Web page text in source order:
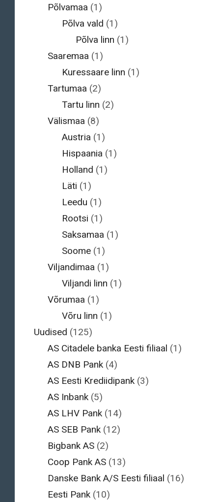
Põlvamaa (1)
Põlva vald (1)
Põlva linn (1)
Saaremaa (1)
Kuressaare linn (1)
Tartumaa (2)
Tartu linn (2)
Välismaa (8)
Austria (1)
Hispaania (1)
Holland (1)
Läti (1)
Leedu (1)
Rootsi (1)
Saksamaa (1)
Soome(1)
Viljandimaa (1)
Viljandi linn (1)
Võrumaa (1)
Võru linn (1)
Uudised (125)
AS Citadele banka Eesti filiaal (1)
AS DNB Pank (4)
AS Eesti Krediidipank (3)
AS Inbank (5)
AS LHV Pank (14)
AS SEB Pank (12)
Bigbank AS (2)
Coop Pank AS (13)
Danske Bank A/S Eesti filiaal (16)
Eesti Pank (10)